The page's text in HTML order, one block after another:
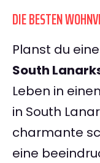
DIE BESTEN
Planst du
South
Leben in
in South
charmante
eine